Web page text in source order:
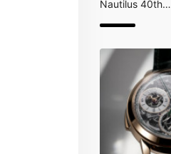
Nautilus 40th…